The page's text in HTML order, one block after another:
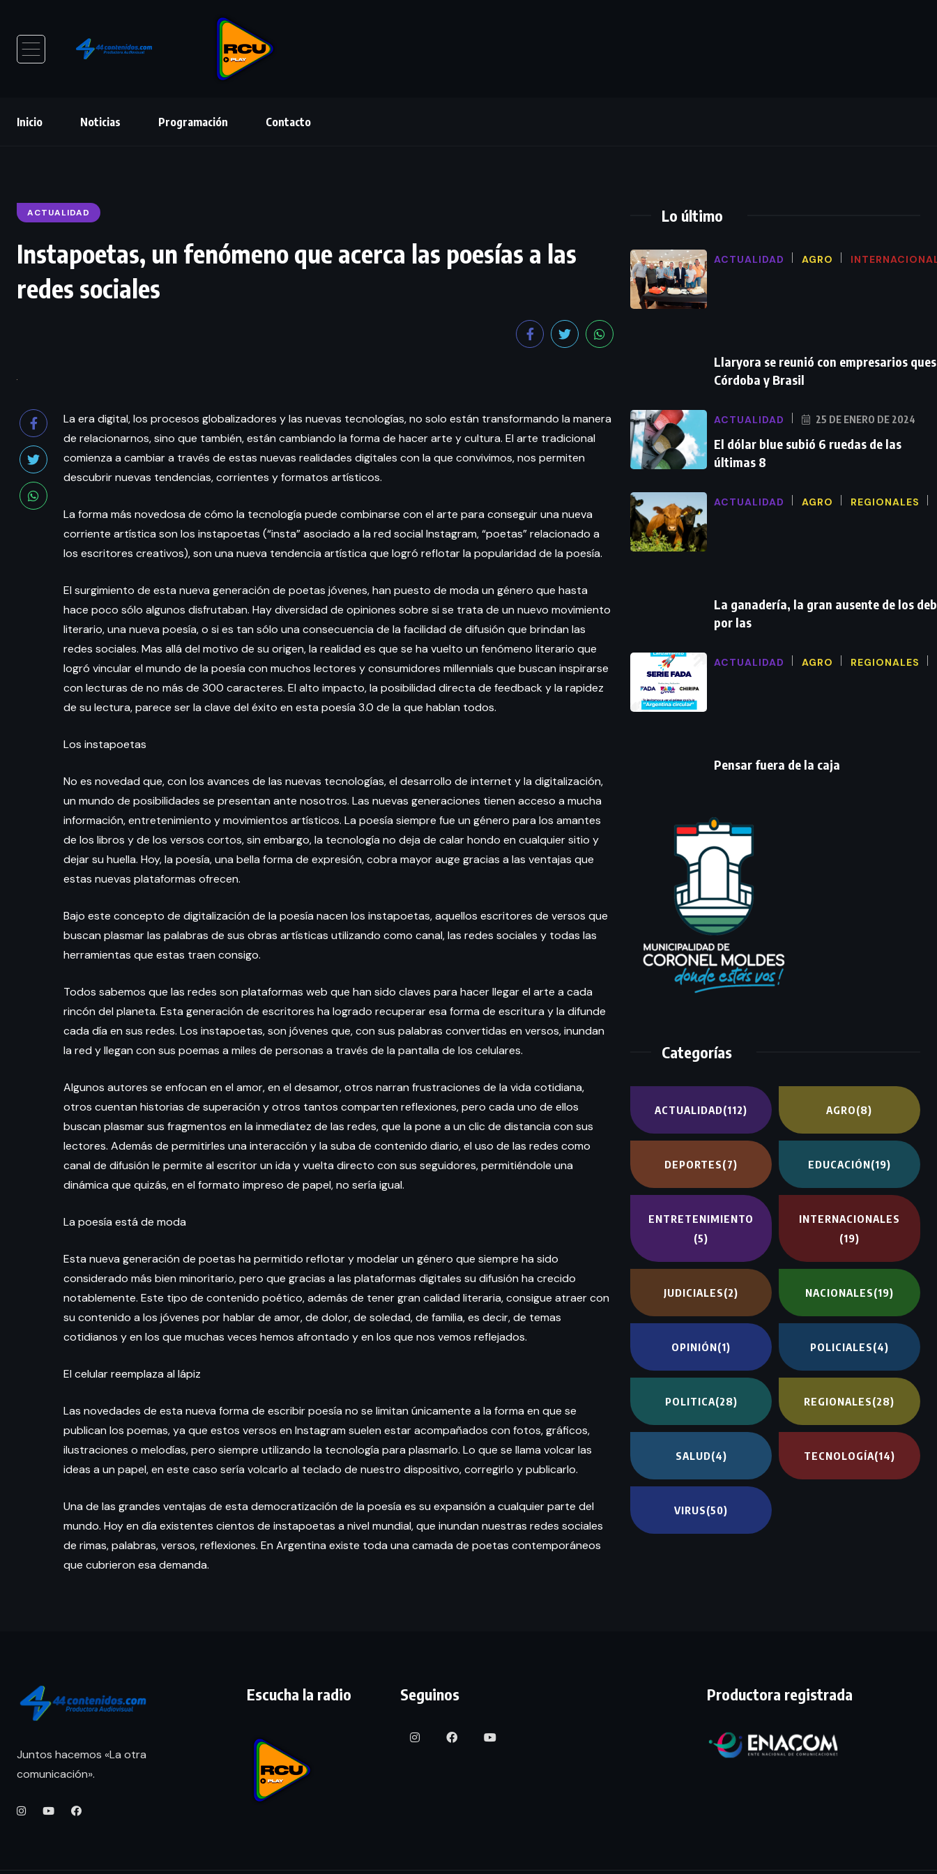
Inicio Noticias Programación Contacto
ACTUALIDAD
Instapoetas, un fenómeno que acerca las poesías a las
redes sociales
La era digital, los procesos globalizadores y las nuevas tecnologías, no solo están transformando la manera
de relacionarnos, sino que también, están cambiando la forma de hacer arte y cultura. El arte tradicional
comienza a cambiar a través de estas nuevas realidades digitales con la que convivimos, nos permiten
descubrir nuevas tendencias, corrientes y formatos artísticos.
La forma más novedosa de cómo la tecnología puede combinarse con el arte para conseguir una nueva
corriente artística son los instapoetas (“insta” asociado a la red social Instagram, “poetas” relacionado a
los escritores creativos), son una nueva tendencia artística que logró reflotar la popularidad de la poesía.
El surgimiento de esta nueva generación de poetas jóvenes, han puesto de moda un género que hasta
hace poco sólo algunos disfrutaban. Hay diversidad de opiniones sobre si se trata de un nuevo movimiento
literario, una nueva poesía, o si es tan sólo una consecuencia de la facilidad de difusión que brindan las
redes sociales. Mas allá del motivo de su origen, la realidad es que se ha vuelto un fenómeno literario que
logró vincular el mundo de la poesía con muchos lectores y consumidores millennials que buscan inspirarse
con lecturas de no más de 300 caracteres. El alto impacto, la posibilidad directa de feedback y la rapidez
de su lectura, parece ser la clave del éxito en esta poesía 3.0 de la que hablan todos.
Los instapoetas
No es novedad que, con los avances de las nuevas tecnologías, el desarrollo de internet y la digitalización,
un mundo de posibilidades se presentan ante nosotros. Las nuevas generaciones tienen acceso a mucha
información, entretenimiento y movimientos artísticos. La poesía siempre fue un género para los amantes
de los libros y de los versos cortos, sin embargo, la tecnología no deja de calar hondo en cualquier sitio y
dejar su huella. Hoy, la poesía, una bella forma de expresión, cobra mayor auge gracias a las ventajas que
estas nuevas plataformas ofrecen.
Bajo este concepto de digitalización de la poesía nacen los instapoetas, aquellos escritores de versos que
buscan plasmar las palabras de sus obras artísticas utilizando como canal, las redes sociales y todas las
herramientas que estas traen consigo.
Todos sabemos que las redes son plataformas web que han sido claves para hacer llegar el arte a cada
rincón del planeta. Esta generación de escritores ha logrado recuperar esa forma de escritura y la difunde
cada día en sus redes. Los instapoetas, son jóvenes que, con sus palabras convertidas en versos, inundan
la red y llegan con sus poemas a miles de personas a través de la pantalla de los celulares.
Algunos autores se enfocan en el amor, en el desamor, otros narran frustraciones de la vida cotidiana,
otros cuentan historias de superación y otros tantos comparten reflexiones, pero cada uno de ellos
buscan plasmar sus fragmentos en la inmediatez de las redes, que la pone a un clic de distancia con sus
lectores. Además de permitirles una interacción y la suba de contenido diario, el uso de las redes como
canal de difusión le permite al escritor un ida y vuelta directo con sus seguidores, permitiéndole una
dinámica que quizás, en el formato impreso de papel, no sería igual.
La poesía está de moda
Esta nueva generación de poetas ha permitido reflotar y modelar un género que siempre ha sido
considerado más bien minoritario, pero que gracias a las plataformas digitales su difusión ha crecido
notablemente. Este tipo de contenido poético, además de tener gran calidad literaria, consigue atraer con
su contenido a los jóvenes por hablar de amor, de dolor, de soledad, de familia, es decir, de temas
cotidianos y en los que muchas veces hemos afrontado y en los que nos vemos reflejados.
El celular reemplaza al lápiz
Las novedades de esta nueva forma de escribir poesía no se limitan únicamente a la forma en que se
publican los poemas, ya que estos versos en Instagram suelen estar acompañados con fotos, gráficos,
ilustraciones o melodías, pero siempre utilizando la tecnología para plasmarlo. Lo que se llama volcar las
ideas a un papel, en este caso sería volcarlo al teclado de nuestro dispositivo, corregirlo y publicarlo.
Una de las grandes ventajas de esta democratización de la poesía es su expansión a cualquier parte del
mundo. Hoy en día existentes cientos de instapoetas a nivel mundial, que inundan nuestras redes sociales
de rimas, palabras, versos, reflexiones. En Argentina existe toda una camada de poetas contemporáneos
que cubrieron esa demanda.
Lo último
ACTUALIDAD AGRO
Llaryora se reunió con empresarios
Córdoba y Brasil
ACTUALIDAD 25 DE ENERO DE 2024
El dólar blue subió 6 ruedas de las
últimas 8
ACTUALIDAD AGRO REGIONALES
La ganadería, la gran ausente de los
por las
ACTUALIDAD AGRO REGIONALES
Pensar fuera de la caja
Categorías
ACTUALIDAD(112) AGRO(8)
DEPORTES(7) EDUCACIÓN(19)
ENTRETENIMIENTO
(5)
INTERNACIONALES
(19)
JUDICIALES(2) NACIONALES(19)
OPINIÓN(1) POLICIALES(4)
POLITICA(28) REGIONALES(28)
SALUD(4) TECNOLOGÍA(14)
VIRUS(50)
Juntos hacemos «La otra
comunicación».
Escucha la radio Seguinos Productora registrada